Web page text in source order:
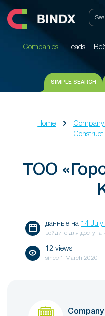
Companies Leads
Companies Leads
SIMPLE SEARCH
Home
ТОО
данные на 14 July
войдите для
12 views
since 1 March 2020